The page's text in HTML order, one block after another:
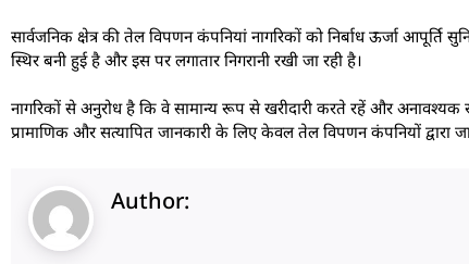
सार्वजनिक क्षेत्र की तेल विपणन कंपनियां नागरिकों को निर्बाध ऊर्जा
स्थिर बनी हुई है और इस पर लगातार निगरानी रखी जा रही है।
नागरिकों से अनुरोध है कि वे सामान्य रूप से खरीदारी करते रहें और
प्रामाणिक और सत्यापित जानकारी के लिए केवल तेल विपणन कंपनियों द्वारा
Author: